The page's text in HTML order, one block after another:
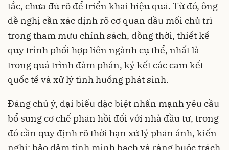
tắc, chưa đủ rõ để triển khai hiệu quả. Từ đó, ông
đề nghị cần xác định rõ cơ quan đầu mối chủ trì
trong tham mưu chính sách, đồng thời, thiết kế
quy trình phối hợp liên ngành cụ thể, nhất là
trong quá trình đàm phán, ký kết các cam kết
quốc tế và xử lý tình huống phát sinh.
Đáng chú ý, đại biểu đặc biệt nhấn mạnh yêu cầu
bổ sung cơ chế phản hồi đối với nhà đầu tư, trong
đó cần quy định rõ thời hạn xử lý phản ánh, kiến
nghị; bảo đảm tính minh bạch và ràng buộc trách